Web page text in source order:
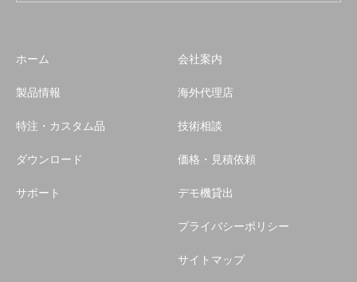
ホーム
製品情報
特注・カスタム品
ダウンロード
サポート
会社案内
海外代理店
技術相談
価格・見積依頼
デモ機貸出
プライバシーポリシー
サイトマップ